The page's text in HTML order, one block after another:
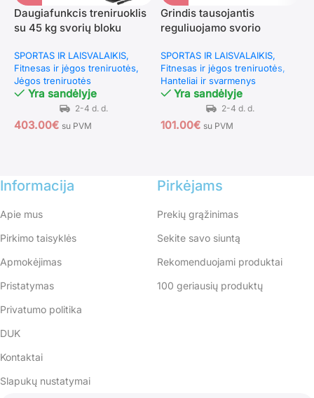
Daugiafunkcis treniruoklis
su 45 kg svorių bloku
SPORTAS IR LAISVALAIKIS
Fitnesas ir jėgos treniruotės
Jėgos treniruotės
Yra sandėlyje
403.00€ su PVM
Grindis tausojantis
reguliuojamo svorio
SPORTAS IR LAISVALAIKIS
Fitnesas ir jėgos treniruotės
Hanteliai ir svarmenys
Yra sandėlyje
101.00€ su PVM
Informacija
Apie mus
Pirkimo taisyklės
Apmokėjimas
Pristatymas
Privatumo politika
DUK
Kontaktai
Slapukų nustatymai
Pirkėjams
Prekių grąžinimas
Sekite savo siuntą
Rekomenduojami produktai
100 geriausių produktų